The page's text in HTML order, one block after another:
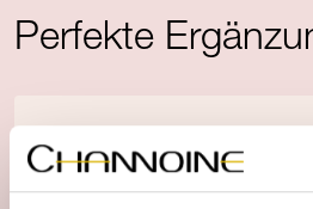
Perfekte